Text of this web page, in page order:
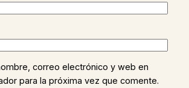
correo electrónico y web en
para la próxima vez que comente.